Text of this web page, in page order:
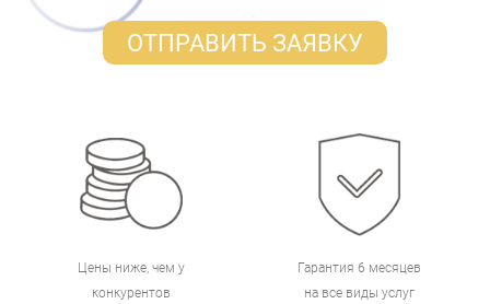
ОТПРАВИТЬ ЗАЯВКУ
Цены ниже, чем у
конкурентов
Гарантия 6 месяцев
на все виды услуг